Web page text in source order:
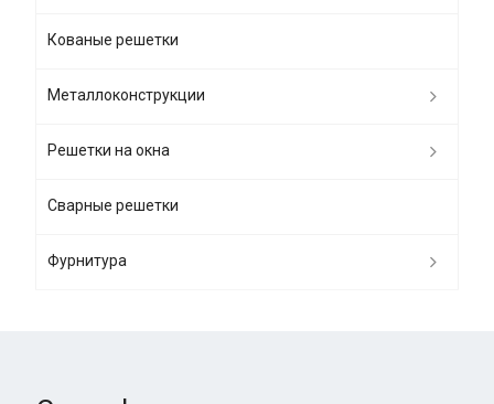
Кованые решетки
Металлоконструкции
Решетки на окна
Сварные решетки
Фурнитура